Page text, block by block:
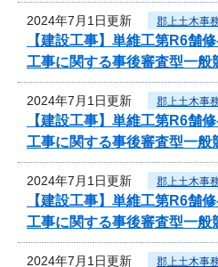
2024年7月1日更新 郡上土木事
【建設工事】単維工第R6舗
工事に関する事後審査型一般
2024年7月1日更新 郡上土木事
【建設工事】単維工第R6舗
工事に関する事後審査型一般
2024年7月1日更新 郡上土木事
【建設工事】単維工第R6舗
工事に関する事後審査型一般
2024年7月1日更新 郡上土木事